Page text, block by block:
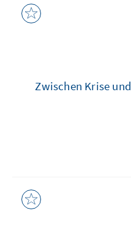
Zwischen Krise